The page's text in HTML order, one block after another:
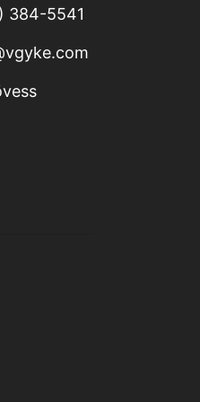
384-5541